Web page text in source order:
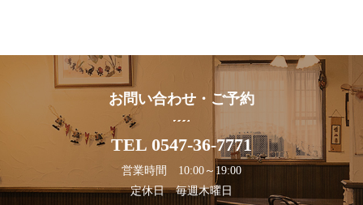
お問い合わせ・ご予約
TEL 0547-36-7771
営業時間 10:00～19:00
定休日 毎週木曜日